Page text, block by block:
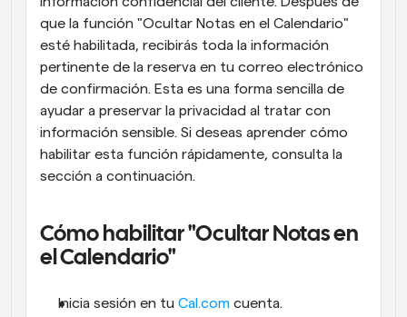
que la función "Ocultar Notas en el Calendario"
esté habilitada, recibirás toda la información
pertinente de la reserva en tu correo electrónico
de confirmación. Esta es una forma sencilla de
ayudar a preservar la privacidad al tratar con
información sensible. Si deseas aprender cómo
habilitar esta función rápidamente, consulta la
sección a continuación.
Cómo habilitar "Ocultar Notas en
el Calendario"
Inicia sesión en tu Cal.com cuenta.